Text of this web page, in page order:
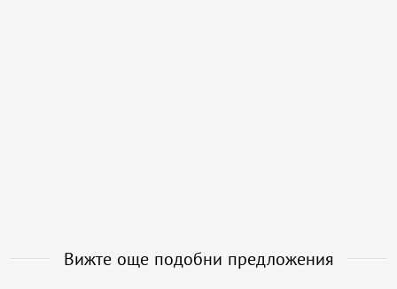
Вижте още подобни предложения